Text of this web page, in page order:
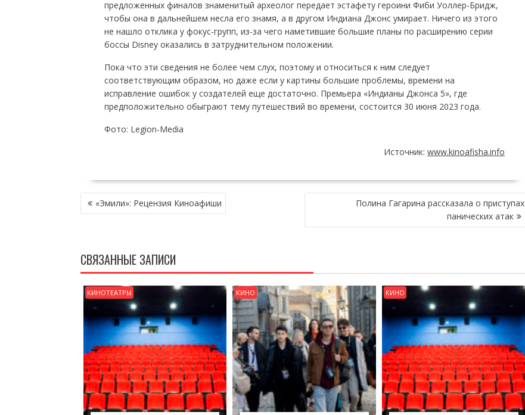
предложенных финалов знаменитый археолог передает эстафету героини Фиби Уоллер-Бридж,
чтобы она в дальнейшем несла его знамя, а в другом Индиана Джонс умирает. Ничего из этого
не нашло отклика у фокус-групп, из-за чего наметившие большие планы по расширению серии
боссы Disney оказались в затруднительном положении.
Пока что эти сведения не более чем слух, поэтому и относиться к ним следует
соответствующим образом, но даже если у картины большие проблемы, времени на
исправление ошибок у создателей еще достаточно. Премьера «Индианы Джонса 5», где
предположительно обыграют тему путешествий во времени, состоится 30 июня 2023 года.
Фото: Legion-Media
Источник: www.kinoafisha.info
НАВИГАЦИЯ
ПО «Эмили»: Рецензия Киноафиши
Полина Гагарина рассказала о приступах
панических атак
СВЯЗАННЫЕ ЗАПИСИ
КИНОТЕАТРЫ КИНО КИНО